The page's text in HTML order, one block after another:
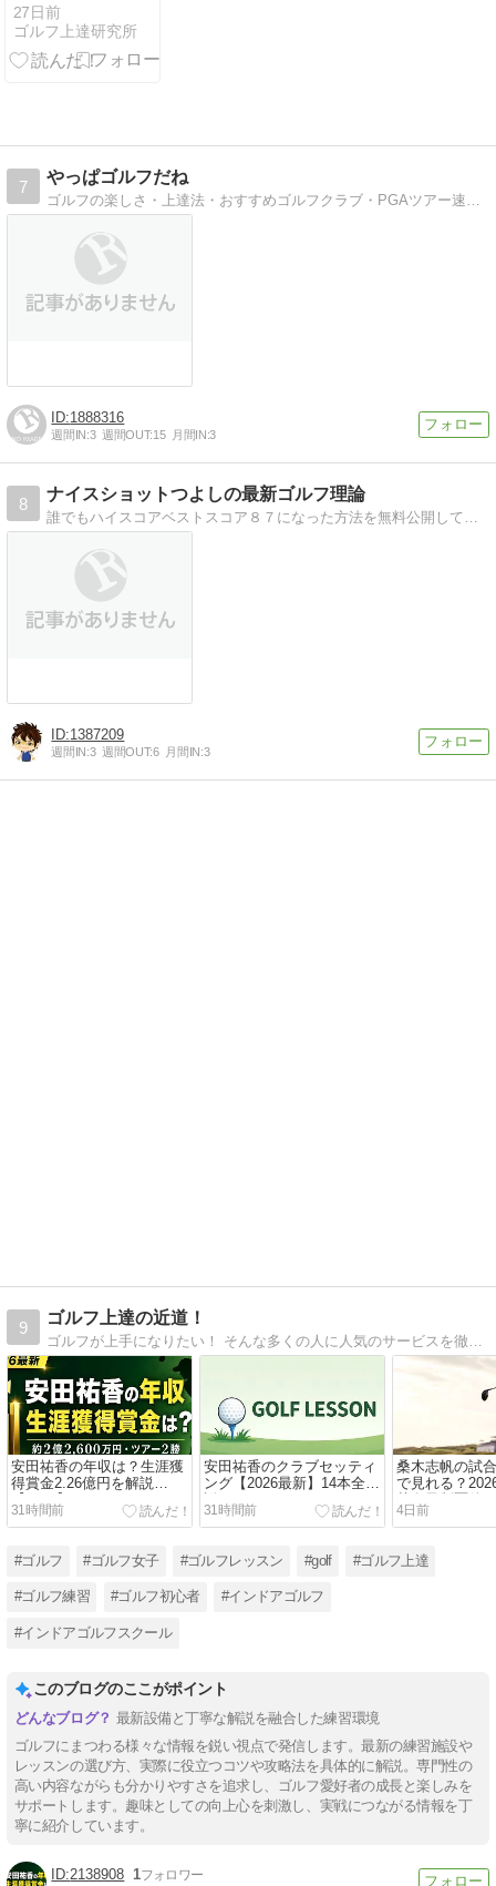
イアウト、コ
ースメンテナ
ンス、施設の
27日前
ゴルフ上達研究所
7
やっぱゴルフだね
1888316
週間IN:3 週間OUT:15 月間IN:3
8
ナイスショットつよしの最新ゴルフ理論
1387209
週間IN:3 週間OUT:6 月間IN:3
9
ゴルフ上達の近道！
安田祐香の年収は？生涯獲
得賞金2.26億円を解説
【2026】
31時間前
安田祐香のクラブセッティ
ング【2026最新】14本全解
31時間前
桑木志帆の試
で見れる？
英女子制覇後
U-NEXT視聴方
4日前
#ゴルフ #ゴルフ女子 #ゴルフレッスン #golf #ゴルフ上達
#ゴルフ練習 #ゴルフ初心者 #インドアゴルフ
#インドアゴルフスクール
このブログのここがポイント
最新設備と丁寧な解説を融合した練習環境
ゴルフにまつわる様々な情報を鋭い視点で発信します。最新の練習施設や
レッスンの選び方、実際に役立つコツや攻略法を具体的に解説。専門性の
高い内容ながらも分かりやすさを追求し、ゴルフ愛好者の成長と楽しみを
サポートします。趣味としての向上心を刺激し、実戦につながる情報を丁
寧に紹介しています。
2138908 1